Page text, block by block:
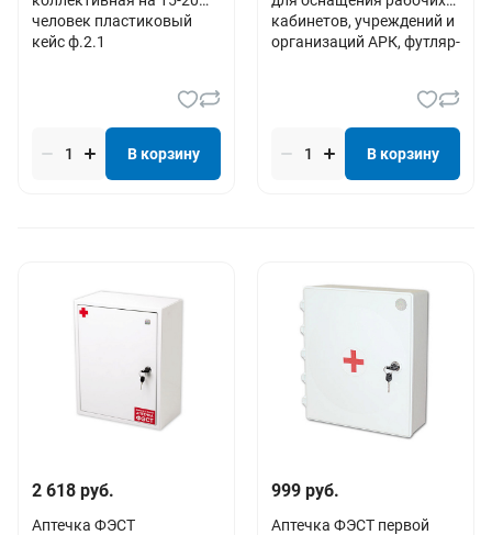
человек пластиковый
кейс ф.2.1
В корзину
кабинетов, учреждений и
организаций АРК, футляр-
В корзину
2 618 руб.
Аптечка ФЭСТ
999 руб.
Аптечка ФЭСТ первой